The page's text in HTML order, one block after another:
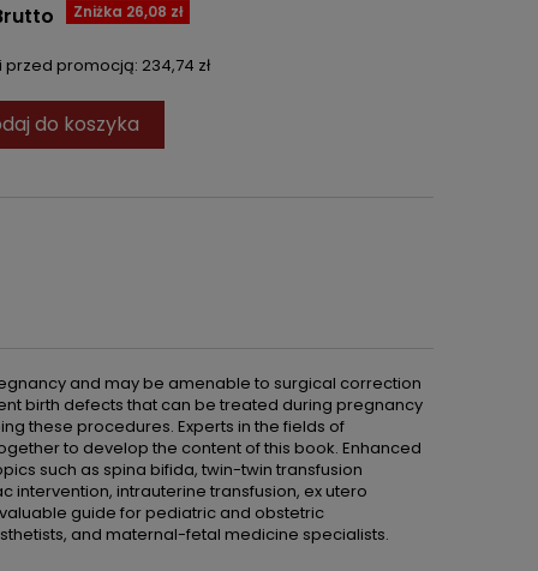
Zniżka 26,08 zł
przed promocją: 234,74 zł
do koszyka
and may be amenable to surgical correction
birth defects that can be treated during pregnancy
these procedures. Experts in the fields of
to develop the content of this book. Enhanced
such as spina bifida, twin-twin transfusion
intrauterine transfusion, ex utero
guide for pediatric and obstetric
and maternal-fetal medicine specialists.